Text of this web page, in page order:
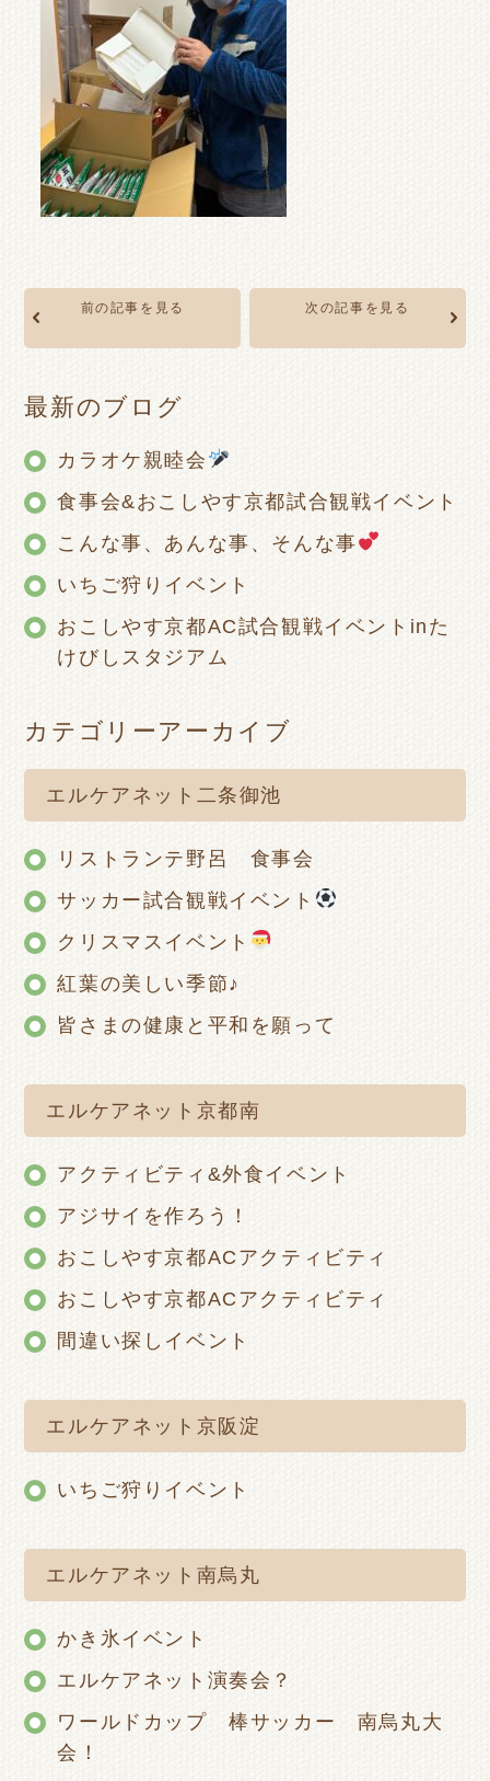
前の記事を見る 次の記事を見る
最新のブログ
カラオケ親睦会
食事会&おこしやす京都試合観戦イベント
こんな事、あんな事、そんな事
いちご狩りイベント
おこしやす京都AC試合観戦イベントinた
けびしスタジアム
カテゴリーアーカイブ
エルケアネット二条御池
リストランテ野呂 食事会
サッカー試合観戦イベント
クリスマスイベント
紅葉の美しい季節♪
皆さまの健康と平和を願って
エルケアネット京都南
アクティビティ&外食イベント
アジサイを作ろう！
おこしやす京都ACアクティビティ
おこしやす京都ACアクティビティ
間違い探しイベント
エルケアネット京阪淀
いちご狩りイベント
エルケアネット南烏丸
かき氷イベント
エルケアネット演奏会？
ワールドカップ 棒サッカー 南烏丸大
会！